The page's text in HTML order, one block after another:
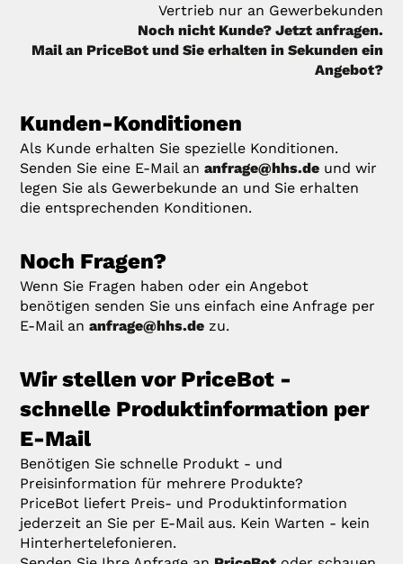
Vertrieb nur an Gewerbekunden
Noch nicht Kunde? Jetzt anfragen.
Mail an PriceBot und Sie erhalten in Sekunden ein
Angebot?
Kunden-Konditionen
Als Kunde erhalten Sie spezielle Konditionen.
Senden Sie eine E-Mail ananfrage@hhs.de und wir
legen Sie als Gewerbekunde an und Sie erhalten
die entsprechenden Konditionen.
Noch Fragen?
Wenn Sie Fragen haben oder ein Angebot
benötigen senden Sie uns einfach eine Anfrage per
E-Mail ananfrage@hhs.de zu.
Wir stellen vor PriceBot -
schnelle Produktinformation per
E-Mail
Benötigen Sie schnelle Produkt - und
Preisinformation für mehrere Produkte?
PriceBot liefert Preis- und Produktinformation
jederzeit an Sie per E-Mail aus. Kein Warten - kein
Hinterhertelefonieren.